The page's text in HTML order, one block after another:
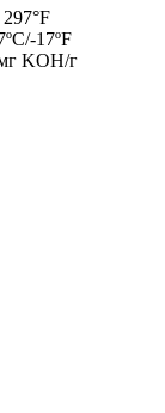
17ºF
KOH/г